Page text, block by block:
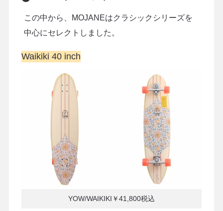
この中から、MOJANEはクラシックシリーズを
中心にセレクトしました。
Waikiki 40 inch
YOW/WAIKIKI￥41,800税込